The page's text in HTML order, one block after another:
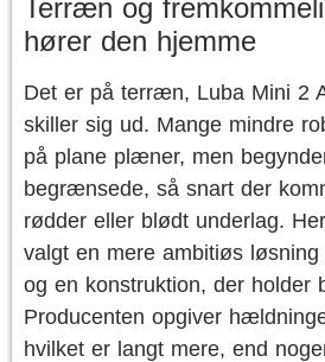
Terræn og
hører den hjemme
Det er på terræn, Luba Mini 2
skiller sig ud. Mange mindre
på plane plæner, men
begrænsede, så snart der
rødder eller blødt underlag.
valgt en mere ambitiøs
og en konstruktion, der holder
Producenten opgiver
hvilket er langt mere, end